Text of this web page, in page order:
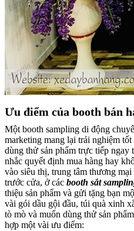
Ưu điểm của booth bán
Một booth sampling di động
marketing mang lại trải nghiệm
dùng thử sản phẩm trực tiếp ngay
nhắc quyết định mua hàng hay
vào siêu thị, trung tâm thương
trước cửa, ở các booth sắt
thiệu sản phẩm và gửi tặng bạn
vài gói dầu gội đầu, túi quà xinh
tò mò và muốn dùng thử sản
hợp một vài ưu điểm: